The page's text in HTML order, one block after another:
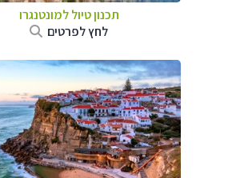
תכנון טיול למונטנגרו
לחץ לפרטים